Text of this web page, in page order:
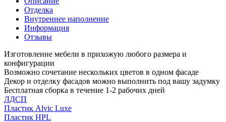
Отделка
Внутреннее наполнение
Информация
Отзывы
Изготовление мебели в прихожую любого размера и
конфигурации
Возможно сочетание нескольких цветов в одном фасаде
Декор и отделку фасадов можно выполнить под вашу задумку
Бесплатная сборка в течение 1-2 рабочих дней
ЛДСП
Пластик Alvic Luxe
Пластик HPL